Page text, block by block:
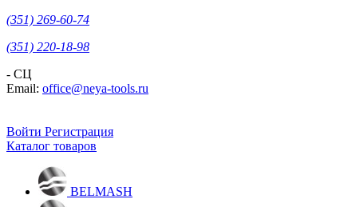
(351) 269-60-74
(351) 220-18-98
- СЦ
Email: office@neya-tools.ru
Войти Регистрация
Каталог товаров
BELMASH